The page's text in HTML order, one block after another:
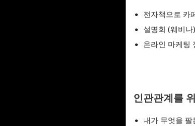
전자책으로 카
설명회 (웨비
온라인 마케팅
인관관계를
내가 무엇을